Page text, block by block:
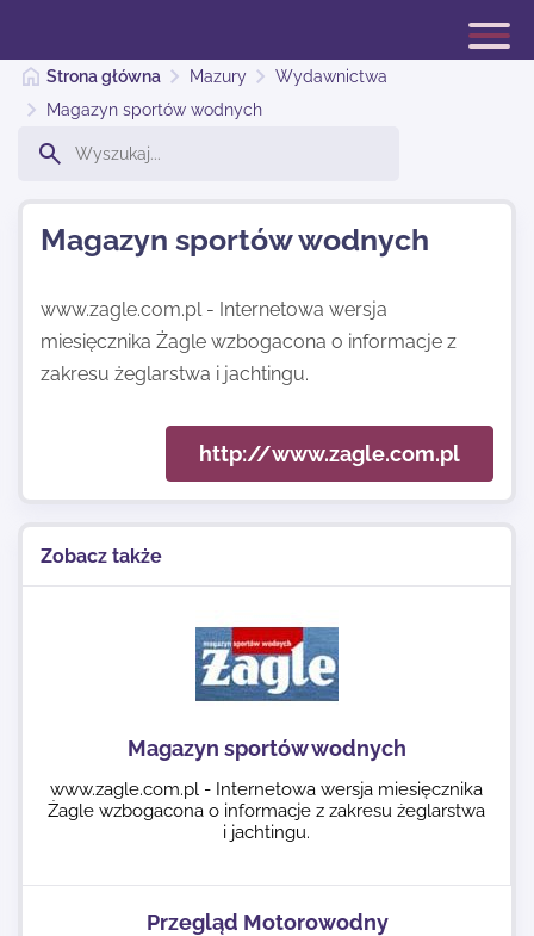
Dodaj stronę
Najnowsze
Strona główna Mazury
Wydawnictwa
Magazyn sportów wodnych
Magazyn sportów wodnych
www.zagle.com.pl - Internetowa wersja
miesięcznika Żagle wzbogacona o informacje z
zakresu żeglarstwa i jachtingu.
http://www.zagle.com.pl
Zobacz także
Magazyn sportów wodnych
www.zagle.com.pl - Internetowa wersja miesięcznika
Żagle wzbogacona o informacje z zakresu żeglarstwa
i jachtingu.
Przegląd Motorowodny